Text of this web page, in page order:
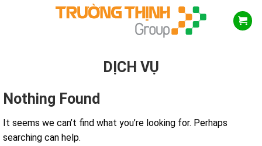
DỊCH VỤ
Nothing Found
It seems we can’t find what you’re looking for. Perhaps
searching can help.